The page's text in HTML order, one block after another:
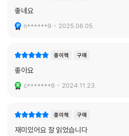
좋네요
n******9 2025.06.05.
종이책 구매
좋아요
c*******6 2024.11.23.
종이책 구매
재미있어요 잘 읽었습니다